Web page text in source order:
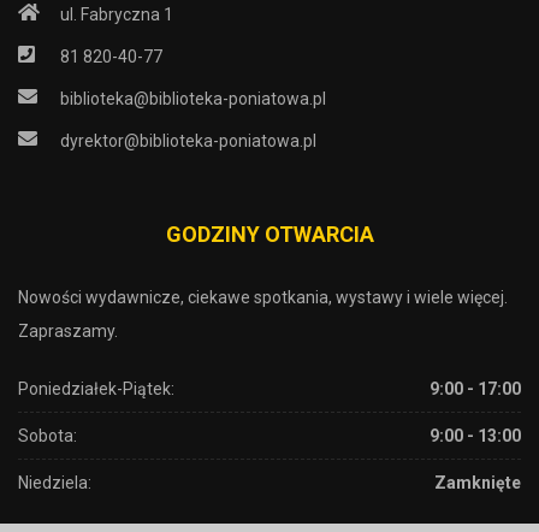
ul. Fabryczna 1
81 820-40-77
biblioteka@biblioteka-poniatowa.pl
dyrektor@biblioteka-poniatowa.pl
GODZINY OTWARCIA
Nowości wydawnicze, ciekawe spotkania, wystawy i wiele więcej.
Zapraszamy.
Poniedziałek-Piątek: 9:00 - 17:00
Sobota: 9:00 - 13:00
Niedziela: Zamknięte